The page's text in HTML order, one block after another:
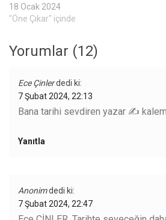
18 Ocak 2024
"Öne Çıkar" içinde
Yorumlar (12)
Ece Çinlerdedi ki:
7 Şubat 2024, 22:13
Bana tarihi sevdiren yazar ✍️
Yanıtla
Anonimdedi ki:
7 Şubat 2024, 22:47